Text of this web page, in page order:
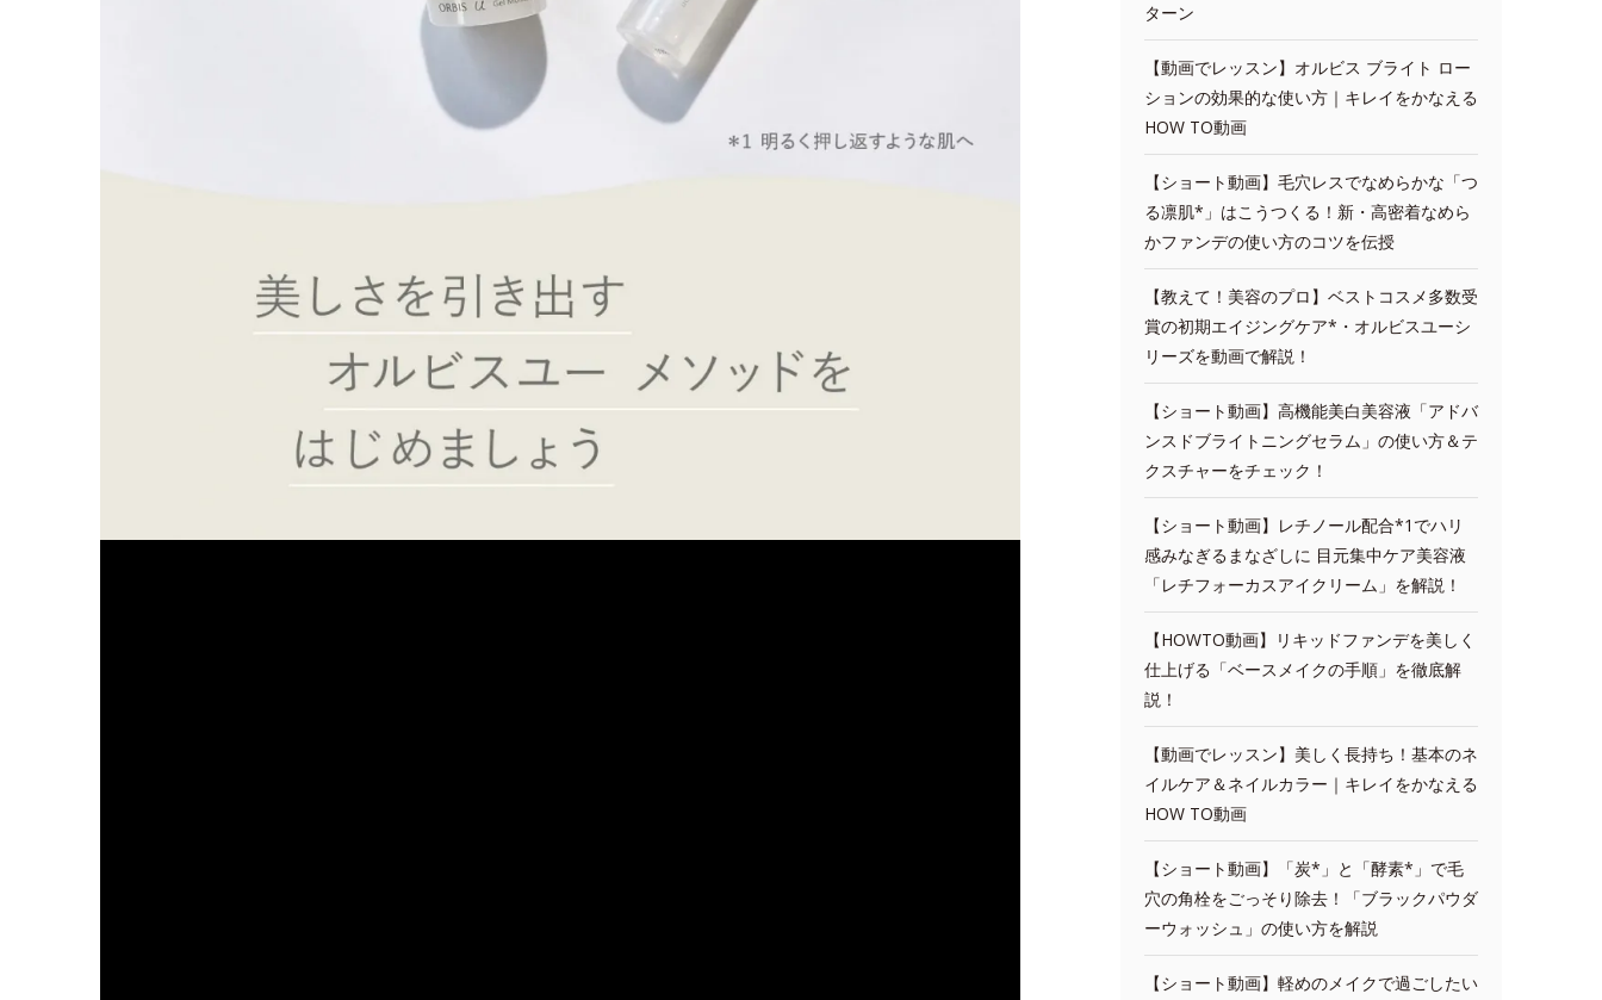
ターン
【動画でレッスン】オルビス ブライト ロー
ションの効果的な使い方｜キレイをかなえる
HOW TO動画
【ショート動画】毛穴レスでなめらかな「つ
る凛肌*」はこうつくる！新・高密着なめら
かファンデの使い方のコツを伝授
【教えて！美容のプロ】ベストコスメ多数受
賞の初期エイジングケア*・オルビスユーシ
リーズを動画で解説！
【ショート動画】高機能美白美容液「アドバ
ンスドブライトニングセラム」の使い方＆テ
クスチャーをチェック！
【ショート動画】レチノール配合*1でハリ
感みなぎるまなざしに 目元集中ケア美容液
「レチフォーカスアイクリーム」を解説！
【HOWTO動画】リキッドファンデを美しく
仕上げる「ベースメイクの手順」を徹底解
説！
【動画でレッスン】美しく長持ち！基本のネ
イルケア＆ネイルカラー｜キレイをかなえる
HOW TO動画
【ショート動画】「炭*」と「酵素*」で毛
穴の角栓をごっそり除去！「ブラックパウダ
ーウォッシュ」の使い方を解説
【ショート動画】軽めのメイクで過ごしたい